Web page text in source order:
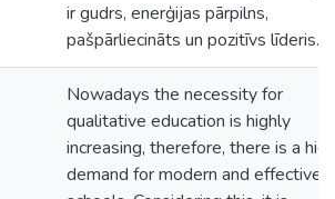
ir gudrs, enerģijas pārpilns,
pašpārliecināts un pozitīvs līderis.
Nowadays the necessity for
qualitative education is highly
increasing, therefore, there is a high
demand for modern and effective